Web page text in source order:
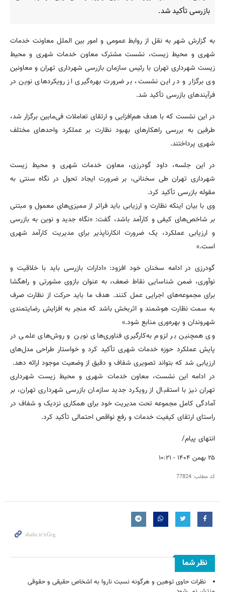
بازرسی تأکید شد.
به گزارش شهر به نقل از روابط عمومی و امور بین الملل معاونت خدمات
شهری و محیط زیست، نشست مشترک معاون خدمات شهری و محیط
زیست شهرداری تهران با رئیس سازمان بازرسی شهرداری تهران و معاونین
وی برگزار و در این نشست، بر ضرورت بهره‌گیری از رویکردهای نوین در
فرآیندهای بازرسی تأکید شد.
در این نشست که با هدف هم‌افزایی و ارتقای تعاملات فی‌مابین برگزار شد،
طرفین به بررسی راهکارهای بهبود نظارت بر عملکرد واحدهای مختلف
شهری پرداختند.
در این جلسه، داود گودرزی، معاون خدمات شهری و محیط زیست
شهرداری تهران طی سخنانی، بر ضرورت ایجاد تحول در نگاه سنتی به
مقوله بازرسی تأکید کرد.
وی با بیان اینکه نظارت و ارزیابی باید فراتر از ممیزی‌های معمول و مبتنی
بر شاخص‌های کیفی و کارآمد باشد، گفت: «نگاه جدید و نوین به بازرسی
و ارزیابی عملکرد، یک ضرورت انکارناپذیر برای مدیریت کارآمد شهری
است.»
گودرزی در ادامه سخنان خود افزود: «ادارات بازرسی باید با خلاقیت و
نوآوری، ضمن شناسایی نقاط ضعف، به عنوان بازوی مشورتی و راهگشا
برای مجموعه‌های اجرایی عمل کنند. هدف ما باید حرکت از نظارت صرف
به سمت نظارت هوشمند و اثربخش باشد که منجر به افزایش رضایتمندی
شهروندان و بهره‌وری منابع شود.»
وی همچنین بر لزوم به‌کارگیری فناوری‌های نوین و روش‌های علمی در
پایش عملکرد حوزه خدمات شهری تأکید کرد و خواستار طراحی مدل‌های
ارزیابی شد که بتواند تصویری شفاف و دقیق از وضعیت موجود ارائه دهد.
در ادامه این نشست، معاون خدمات شهری و محیط زیست شهرداری
تهران نیز با استقبال از رویکرد جدید سازمان بازرسی شهرداری تهران، بر
آمادگی کامل مجموعه تحت مدیریت خود برای همکاری نزدیک و شفاف در
راستای ارتقای کیفیت خدمات و رفع نواقص احتمالی تأکید کرد.
انتهای پیام/
۲۵ بهمن ۱۴۰۴ - ۱۰:۲۱
کد مطلب: 77824
نظر شما
نظرات حاوی توهین و هرگونه نسبت ناروا به اشخاص حقیقی و حقوقی